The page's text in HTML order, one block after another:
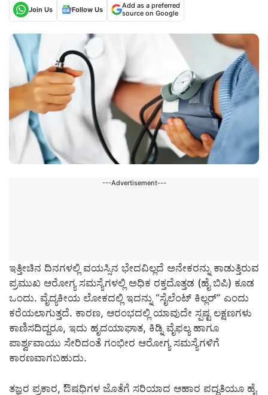
Join Us
Follow Us
Add as a preferred
source on Google
---Advertisement---
ಇತ್ತೀಚಿನ ದಿನಗಳಲ್ಲಿ ವಯಸ್ಸಿನ ಭೇದವಿಲ್ಲದೆ ಅನೇಕರನ್ನು ಕಾಡುತ್ತಿರುವ
ಪ್ರಮುಖ ಆರೋಗ್ಯ ಸಮಸ್ಯೆಗಳಲ್ಲಿ ಅಧಿಕ ರಕ್ತದೊತ್ತಡ (ಹೈ ಬಿಪಿ) ಕೂಡ
ಒಂದು. ವೈದ್ಯಕೀಯ ಲೋಕದಲ್ಲಿ ಇದನ್ನು “ಸೈಲೆಂಟ್ ಕಿಲ್ಲರ್” ಎಂದು
ಕರೆಯಲಾಗುತ್ತದೆ. ಕಾರಣ, ಆರಂಭದಲ್ಲಿ ಯಾವುದೇ ಸ್ಪಷ್ಟ ಲಕ್ಷಣಗಳು
ಕಾಣಿಸದಿದ್ದರೂ, ಇದು ಹೃದಯಾಘಾತ, ಕಿಡ್ನಿ ವೈಫಲ್ಯ ಹಾಗೂ
ಪಾರ್ಶ್ವವಾಯು ಸೇರಿದಂತೆ ಗಂಭೀರ ಆರೋಗ್ಯ ಸಮಸ್ಯೆಗಳಿಗೆ
ಕಾರಣವಾಗಬಹುದು.
ತಜ್ಞರ ಪ್ರಕಾರ, ಔಷಧಿಗಳ ಜೊತೆಗೆ ಸರಿಯಾದ ಆಹಾರ ಪದ್ಧತಿಯೂ ಹೈ